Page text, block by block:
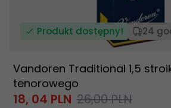
Produkt dostępny! 24
Vandoren Traditional 1,5
tenorowego
18, 04 PLN 26,00 PLN